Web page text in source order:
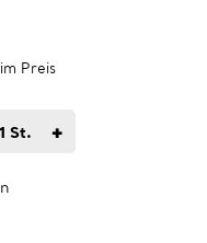
Preis
1 St. +